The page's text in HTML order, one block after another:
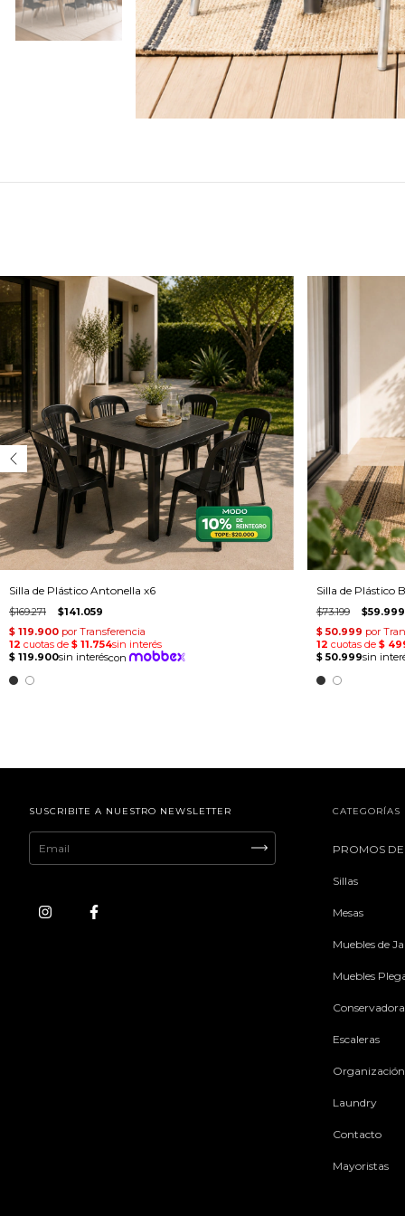
Silla de Plástico Antonella x6
$169.271 $141.059
Silla de Plástico
$73.199 $59.999
SUSCRIBITE A NUESTRO NEWSLETTER CATEGORÍAS
PROMOS
Sillas
Mesas
Muebles de
Muebles
Escaleras
Organización
Laundry
Contacto
Mayoristas